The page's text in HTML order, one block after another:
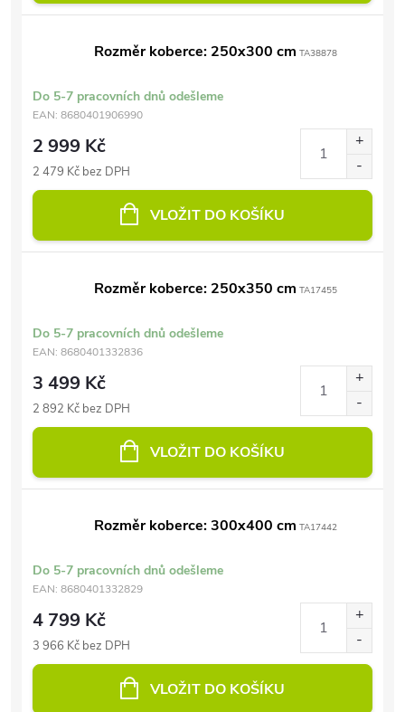
Rozměr koberce: 250x300 cm TA38878
Do 5-7 pracovních dnů odešleme
EAN: 8680401906990
2 999 Kč
2 479 Kč bez DPH
VLOŽIT DO KOŠÍKU
Rozměr koberce: 250x350 cm TA17455
Do 5-7 pracovních dnů odešleme
EAN: 8680401332836
3 499 Kč
2 892 Kč bez DPH
VLOŽIT DO KOŠÍKU
Rozměr koberce: 300x400 cm TA17442
Do 5-7 pracovních dnů odešleme
EAN: 8680401332829
4 799 Kč
3 966 Kč bez DPH
VLOŽIT DO KOŠÍKU